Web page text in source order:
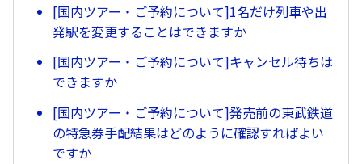
[国内ツアー・ご予約について]1名だけ列車や出
発駅を変更することはできますか
[国内ツアー・ご予約について]キャンセル待ちは
できますか
[国内ツアー・ご予約について]発売前の東武鉄道
の特急券手配結果はどのように確認すればよい
ですか